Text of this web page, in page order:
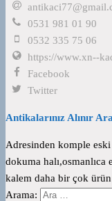
0531 981 01 90
0532 335 75 06
https://www.xn--
Facebook
Twitter
Antikalarınız Alınır
Adresinden komple
dokuma
kalem daha bir çok
Arama: